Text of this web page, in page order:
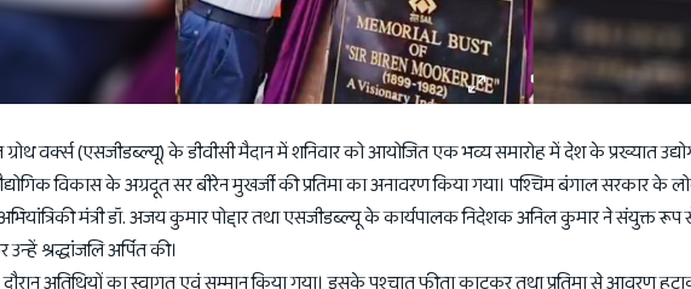
वर्क्स (एसजीडब्ल्यू) के डीवीसी मैदान में शनिवार को आयोजित एक भव्य समारोह में देश के प्रख्यात
विकास के अग्रदूत सर बीरेन मुखर्जी की प्रतिमा का अनावरण किया गया। पश्चिम बंगाल सरकार के
मंत्री डॉ. अजय कुमार पोद्दार तथा एसजीडब्ल्यू के कार्यपालक निदेशक अनिल कुमार ने संयुक्त रूप
श्रद्धांजलि अर्पित की।